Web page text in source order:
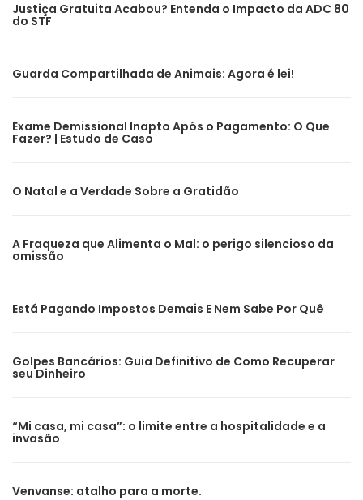
Justiça Gratuita Acabou? Entenda o Impacto da ADC 80
do STF
Guarda Compartilhada de Animais: Agora é lei!
Exame Demissional Inapto Após o Pagamento: O Que
Fazer? | Estudo de Caso
O Natal e a Verdade Sobre a Gratidão
A Fraqueza que Alimenta o Mal: o perigo silencioso da
omissão
Está Pagando Impostos Demais E Nem Sabe Por Quê
Golpes Bancários: Guia Definitivo de Como Recuperar
seu Dinheiro
“Mi casa, mi casa”: o limite entre a hospitalidade e a
invasão
Venvanse: atalho para a morte.